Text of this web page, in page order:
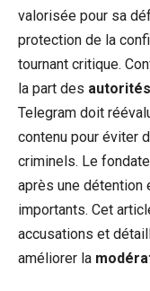
valorisée pour sa
protection de la
tournant critique.
la part des
Telegram doit
contenu pour éviter
criminels. Le
après une détention
importants. Cet
accusations et
améliorer la